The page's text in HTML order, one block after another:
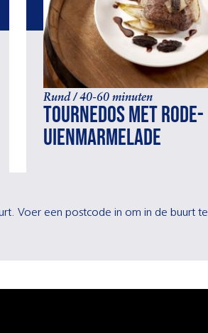
Rund / 40-60 minuten
Tournedos met rode-
uienmarmelade
Voer een postcode in om in de buurt te